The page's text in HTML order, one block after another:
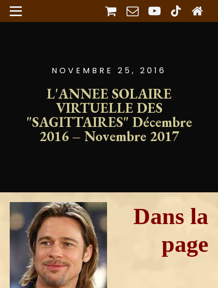
NOVEMBRE 25, 2016
L'ANNEE SOLAIRE
VIRTUELLE DES
"SAGITTAIRES" Décembre
2016 – Novembre 2017
Dans la
page